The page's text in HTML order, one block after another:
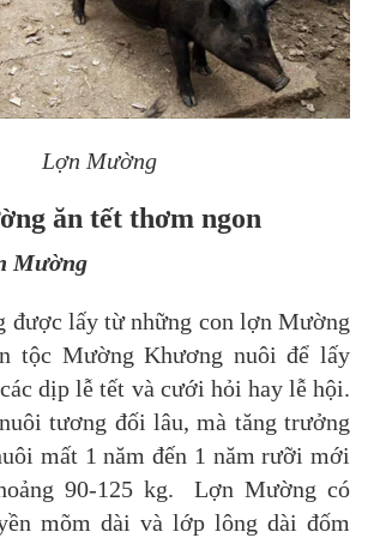
Lợn Mường
ăn tết thơm ngon
Mường
được lấy từ những con lợn Mường
tộc Mường Khương nuôi để lấy
dịp lễ tết và cưới hỏi hay lễ hội.
tương đối lâu, mà tăng trưởng
mất 1 năm đến 1 năm rưỡi mới
90-125 kg. Lợn Mường có
mõm dài và lớp lông dài đốm